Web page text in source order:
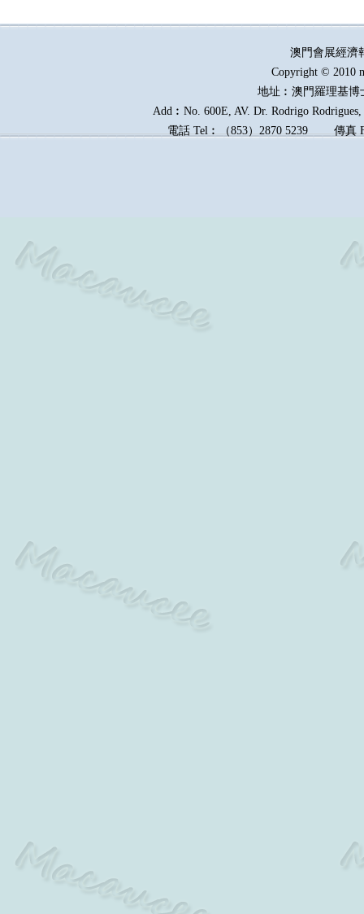
澳門會展經
Copyright © 2010
地址︰澳門羅理基博
Add︰No. 600E, AV. Dr. Rodrigo
電話 Tel︰（853）2870 5239傳真